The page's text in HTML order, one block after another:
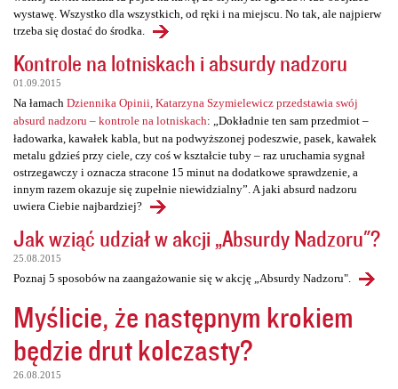
wystawę. Wszystko dla wszystkich, od ręki i na miejscu. No tak, ale najpierw
trzeba się dostać do środka.
Kontrole na lotniskach i absurdy nadzoru
01.09.2015
Na łamach Dziennika Opinii, Katarzyna Szymielewicz przedstawia swój
absurd nadzoru – kontrole na lotniskach: „Dokładnie ten sam przedmiot –
ładowarka, kawałek kabla, but na podwyższonej podeszwie, pasek, kawałek
metalu gdzieś przy ciele, czy coś w kształcie tuby – raz uruchamia sygnał
ostrzegawczy i oznacza stracone 15 minut na dodatkowe sprawdzenie, a
innym razem okazuje się zupełnie niewidzialny”. A jaki absurd nadzoru
uwiera Ciebie najbardziej?
Jak wziąć udział w akcji „Absurdy Nadzoru"?
25.08.2015
Poznaj 5 sposobów na zaangażowanie się w akcję „Absurdy Nadzoru".
Myślicie, że następnym krokiem
będzie drut kolczasty?
26.08.2015